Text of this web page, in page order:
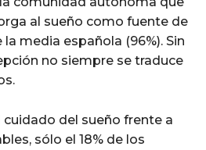
al sueño como fuente de
media española (96%). Sin
no siempre se traduce
cuidado del sueño frente a
sólo el 18% de los